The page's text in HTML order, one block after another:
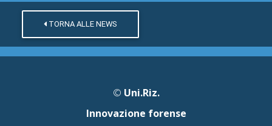
TORNA ALLE NEWS
© Uni.Riz.
Innovazione forense